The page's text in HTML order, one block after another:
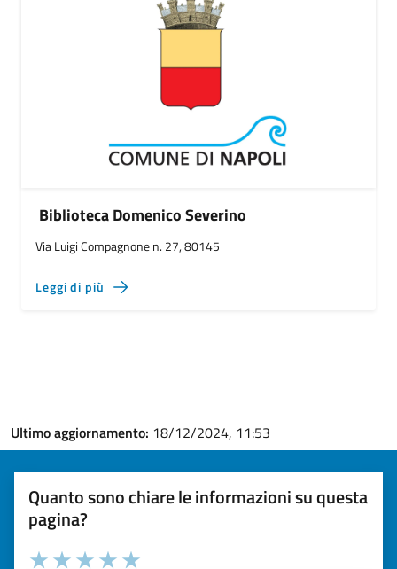
Biblioteca Domenico Severino
Via Luigi Compagnone n. 27, 80145
Leggi di più
Ultimo aggiornamento: 18/12/2024, 11:53
Quanto sono chiare le informazioni su questa
pagina?
Valuta la chiarezza delle informazioni (da 1 a 5 stelle)
Seleziona il numero di stelle per valutare la chiarezza delle